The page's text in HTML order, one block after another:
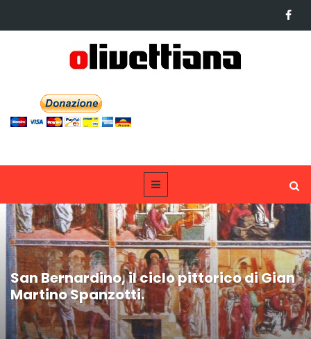
San Bernardino, il ciclo pittorico di Gian
Martino Spanzotti.